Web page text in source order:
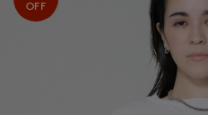
OFF